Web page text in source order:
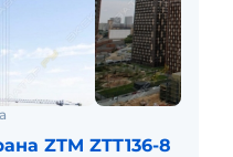
ZTM ZTT136-8